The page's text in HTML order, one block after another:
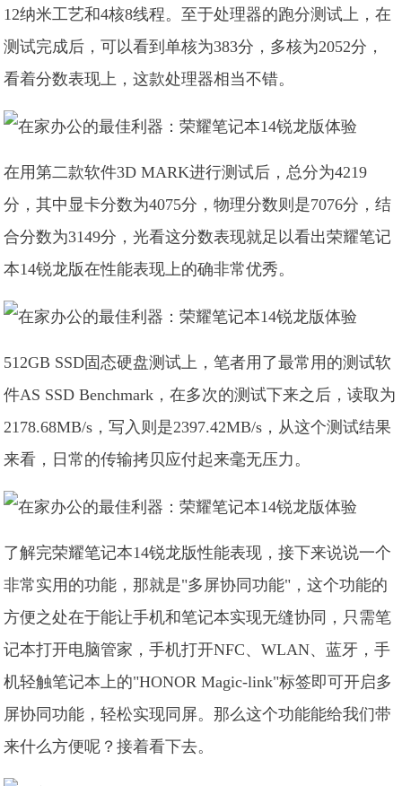
12纳米工艺和4核8线程。至于处理器的跑分测试上，在
测试完成后，可以看到单核为383分，多核为2052分，
看着分数表现上，这款处理器相当不错。
在用第二款软件3D MARK进行测试后，总分为4219
分，其中显卡分数为4075分，物理分数则是7076分，结
合分数为3149分，光看这分数表现就足以看出荣耀笔记
本14锐龙版在性能表现上的确非常优秀。
512GB SSD固态硬盘测试上，笔者用了最常用的测试软
件AS SSD Benchmark，在多次的测试下来之后，读取为
2178.68MB/s，写入则是2397.42MB/s，从这个测试结果
来看，日常的传输拷贝应付起来毫无压力。
了解完荣耀笔记本14锐龙版性能表现，接下来说说一个
非常实用的功能，那就是"多屏协同功能"，这个功能的
方便之处在于能让手机和笔记本实现无缝协同，只需笔
记本打开电脑管家，手机打开NFC、WLAN、蓝牙，手
机轻触笔记本上的"HONOR Magic-link"标签即可开启多
屏协同功能，轻松实现同屏。那么这个功能能给我们带
来什么方便呢？接着看下去。